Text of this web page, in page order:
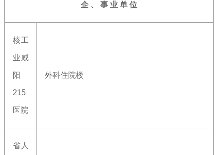
企 、 事 业 单 位
核工
业咸
阳
215
医院
外科住院楼
省人